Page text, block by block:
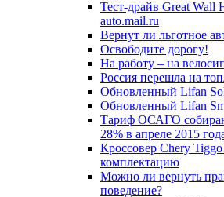
Тест-драйв Great Wall
auto.mail.ru
Вернут ли льготное
Освободите дорогу!
На работу – на
Россия перешла на
Обновленный Lifan
Обновленный Lifan
Тариф ОСАГО
28% в апреле 2015
Кроссовер Chery
комплектацию
Можно ли вернуть
поведение?